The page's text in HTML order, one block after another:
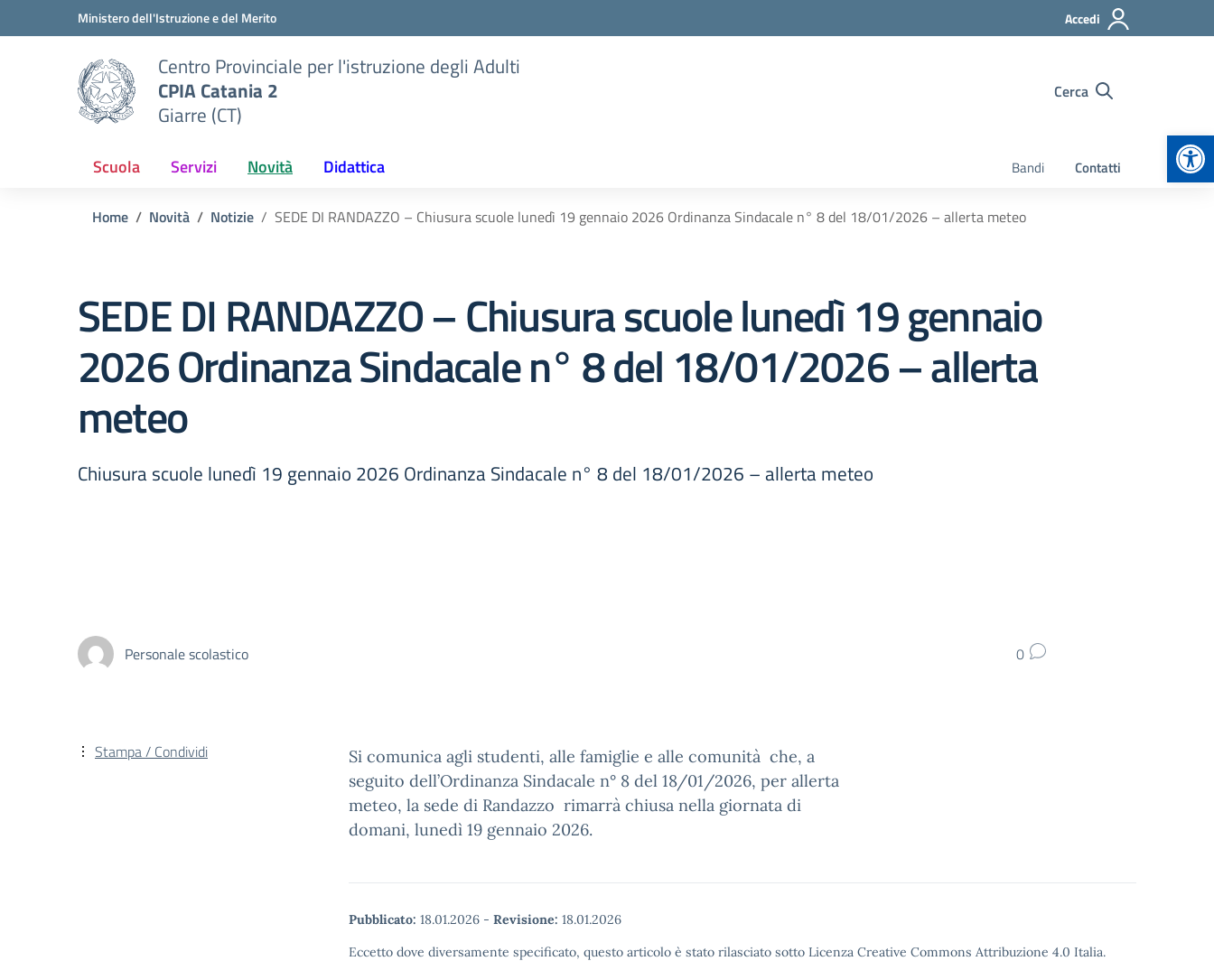
Vai ai contenuti
Vai al menu di navigazioneMinistero dell'Istruzione e del Merito Accedi
Centro Provinciale per l'istruzione degli Adulti
CPIA Catania 2
Giarre (CT)
Cerca
Scuola Servizi Novità Didattica Bandi Contatti
Home Novità Notizie SEDE DI RANDAZZO – Chiusura scuole lunedì 19 gennaio 2026 Ordinanza Sindacale n° 8 del 18/01/2026 – allerta meteo
SEDE DI RANDAZZO – Chiusura scuole lunedì 19 gennaio
2026 Ordinanza Sindacale n° 8 del 18/01/2026 – allerta
meteo
Chiusura scuole lunedì 19 gennaio 2026 Ordinanza Sindacale n° 8 del 18/01/2026 – allerta meteo
Personale scolastico 0
Si comunica agli studenti, alle famiglie e alle comunità che, a
seguito dell’Ordinanza Sindacale n° 8 del 18/01/2026, per allerta
meteo, la sede di Randazzo rimarrà chiusa nella giornata di
domani, lunedì 19 gennaio 2026.
Pubblicato: 18.01.2026 - Revisione: 18.01.2026
Eccetto dove diversamente specificato, questo articolo è stato rilasciato sotto Licenza Creative Commons Attribuzione 4.0 Italia.
Stampa / Condividi